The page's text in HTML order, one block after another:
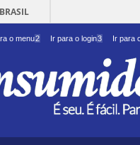
BRASIL
o menu2 Ir para o login3 Ir para